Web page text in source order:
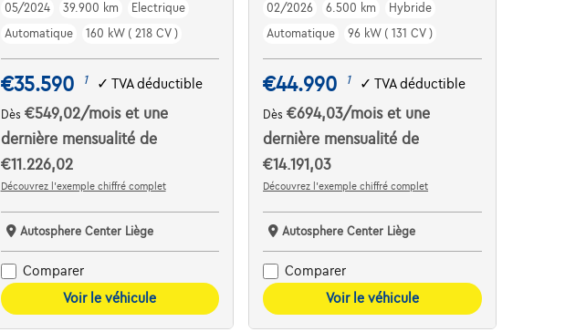
05/2024
39.900 km
Electrique
Automatique
160 kW ( 218 CV )
€35.590 1 ✓ TVA déductible
Dès €549,02/mois et une
dernière mensualité de
€11.226,02
Découvrez l’exemple chiffré complet
Autosphere Center Liège
Comparer
Voir le véhicule
02/2026
6.500 km
Hybride
Automatique
96 kW ( 131 CV )
€44.990 1 ✓TVA déductible
Dès€694,03/moiset une
dernière mensualité de
€14.191,03
Découvrez l’exemple chiffré complet
Autosphere Center Liège
Comparer
Voir le véhicule